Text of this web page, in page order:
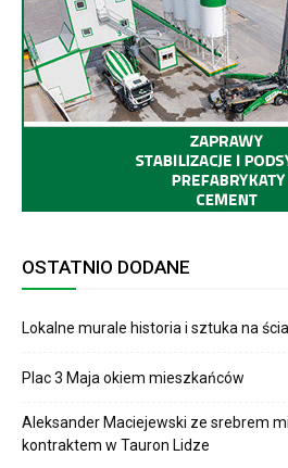
OSTATNIO DODANE
Lokalne murale historia i sztuka na
Plac 3 Maja okiem mieszkańców
Aleksander Maciejewski ze srebrem
kontraktem w Tauron Lidze